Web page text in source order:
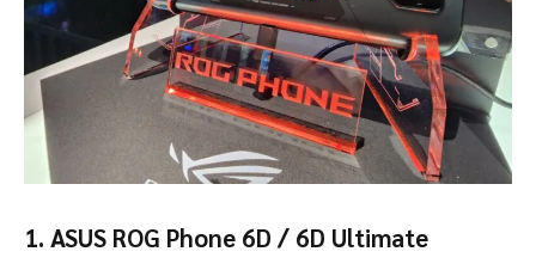
1. ASUS ROG Phone 6D / 6D Ultimate